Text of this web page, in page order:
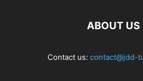
ABOUT US
Contact us: contact@jdd-